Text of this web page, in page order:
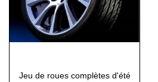
Jeu de roues complètes d'été